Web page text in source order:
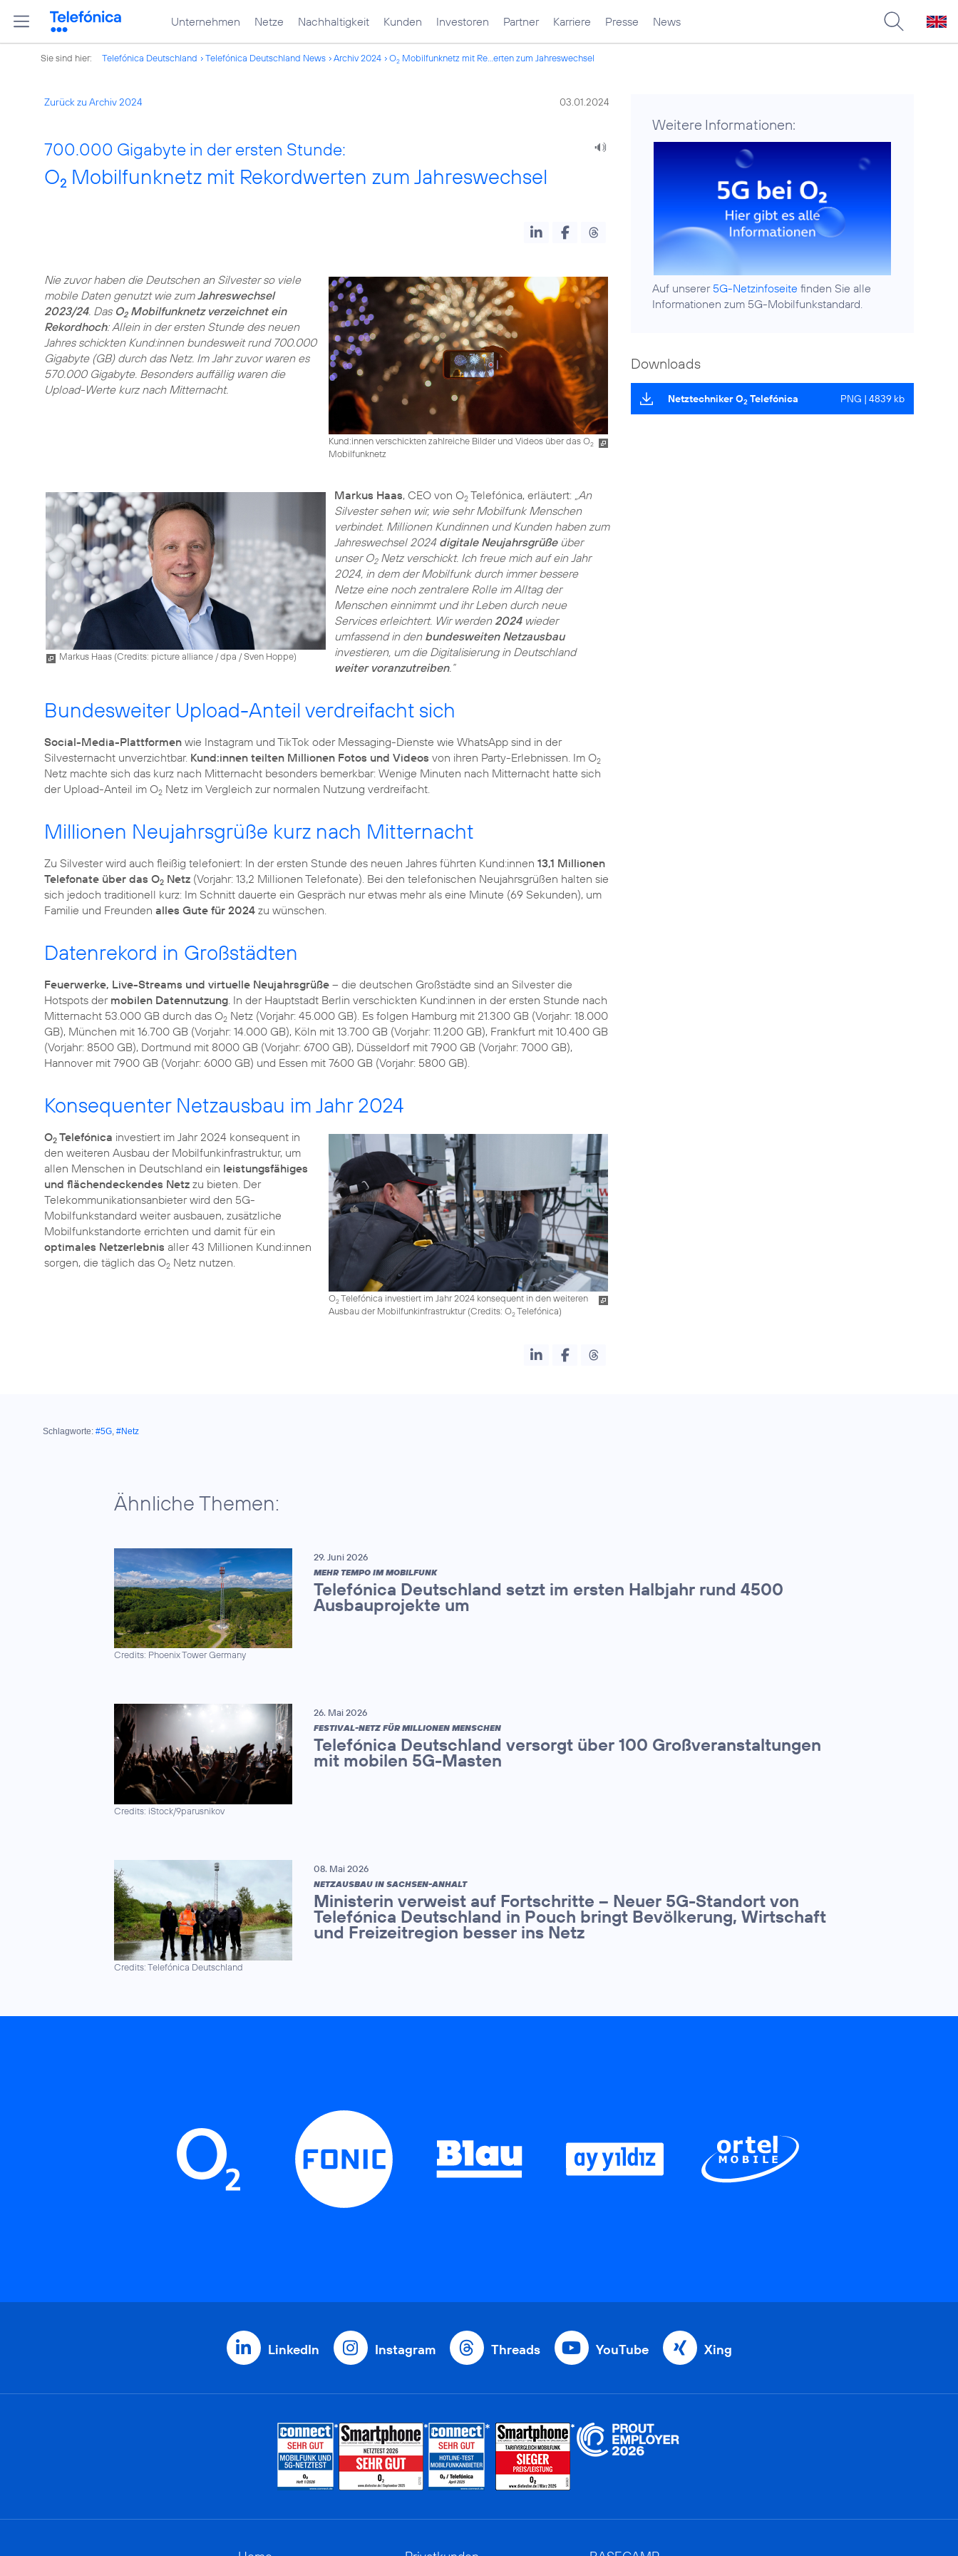
Unternehmen Netze Nachhaltigkeit Kunden Investoren Partner Karriere Presse News
Sie sind hier: Telefónica Deutschland Telefónica Deutschland News Archiv 2024 O2 Mobilfunknetz mit Re...erten zum Jahreswechsel
Zurück zu Archiv 2024 03.01.2024
700.000 Gigabyte in der ersten Stunde:
O2 Mobilfunknetz mit Rekordwerten zum Jahreswechsel
Kund:innen verschickten zahlreiche Bilder und Videos über das O2
Mobilfunknetz
Nie zuvor haben die Deutschen an Silvester so viele
mobile Daten genutzt wie zumJahreswechsel
2023/24. Das O2Mobilfunknetz verzeichnet ein
Rekordhoch: Allein in der ersten Stunde des neuen
Jahres schickten Kund:innen bundesweit rund 700.000
Gigabyte (GB) durch das Netz. Im Jahr zuvor waren es
570.000 Gigabyte. Besonders auffällig waren die
Upload-Werte kurz nach Mitternacht.
Markus Haas (Credits: picture alliance / dpa / Sven Hoppe)
Markus Haas, CEO von O2Telefónica, erläutert: „An
Silvester sehen wir, wie sehr Mobilfunk Menschen
verbindet. Millionen Kundinnen und Kunden haben zum
Jahreswechsel 2024 digitale Neujahrsgrüßeüber
unser O2Netz verschickt. Ich freue mich auf ein Jahr
2024, in dem der Mobilfunk durch immer bessere
Netze eine noch zentralere Rolle im Alltag der
Menschen einnimmt und ihr Leben durch neue
Services erleichtert. Wir werden 2024wieder
umfassend in den bundesweiten Netzausbau
investieren, um die Digitalisierung in Deutschland
weiter voranzutreiben.“
Bundesweiter Upload-Anteil verdreifacht sich
Social-Media-Plattformen wie Instagram und TikTok oder Messaging-Dienste wie WhatsApp sind in der
Silvesternacht unverzichtbar. Kund:innen teilten Millionen Fotos und Videos von ihren Party-Erlebnissen. Im O2
Netz machte sich das kurz nach Mitternacht besonders bemerkbar: Wenige Minuten nach Mitternacht hatte sich
der Upload-Anteil im O2 Netz im Vergleich zur normalen Nutzung verdreifacht.
Millionen Neujahrsgrüße kurz nach Mitternacht
Zu Silvester wird auch fleißig telefoniert: In der ersten Stunde des neuen Jahres führten Kund:innen 13,1 Millionen
Telefonate über das O2 Netz (Vorjahr: 13,2 Millionen Telefonate). Bei den telefonischen Neujahrsgrüßen halten sie
sich jedoch traditionell kurz: Im Schnitt dauerte ein Gespräch nur etwas mehr als eine Minute (69 Sekunden), um
Familie und Freunden alles Gute für 2024 zu wünschen.
Datenrekord in Großstädten
Feuerwerke, Live-Streams und virtuelle Neujahrsgrüße – die deutschen Großstädte sind an Silvester die
Hotspots der mobilen Datennutzung . In der Hauptstadt Berlin verschickten Kund:innen in der ersten Stunde nach
Mitternacht 53.000 GB durch das O2 Netz (Vorjahr: 45.000 GB). Es folgen Hamburg mit 21.300 GB (Vorjahr: 18.000
GB), München mit 16.700 GB (Vorjahr: 14.000 GB), Köln mit 13.700 GB (Vorjahr: 11.200 GB), Frankfurt mit 10.400 GB
(Vorjahr: 8500 GB), Dortmund mit 8000 GB (Vorjahr: 6700 GB), Düsseldorf mit 7900 GB (Vorjahr: 7000 GB),
Hannover mit 7900 GB (Vorjahr: 6000 GB) und Essen mit 7600 GB (Vorjahr: 5800 GB).
Konsequenter Netzausbau im Jahr 2024
O2Telefónica investiert im Jahr 2024 konsequent in den weiteren
Ausbau der Mobilfunkinfrastruktur (Credits: O2Telefónica)
O2 Telefónica investiert im Jahr 2024 konsequent in
den weiteren Ausbau der Mobilfunkinfrastruktur, um
allen Menschen in Deutschland ein leistungsfähiges
und flächendeckendes Netz zu bieten. Der
Telekommunikationsanbieter wird den 5G-
Mobilfunkstandard weiter ausbauen, zusätzliche
Mobilfunkstandorte errichten und damit für ein
optimales Netzerlebnis aller 43 Millionen Kund:innen
sorgen, die täglich das O2
Weitere Informationen:
Auf unserer 5G-Netzinfoseite finden Sie alle
Informationen zum 5G-Mobilfunkstandard.
Downloads
Netztechniker O2 Telefónica PNG | 4839 kb
Schlagworte: #5G #Netz
Ähnliche Themen:
Credits: Phoenix Tower Germany
29. Juni 2026
MEHR TEMPO IM MOBILFUNK
Telefónica Deutschland setzt im ersten Halbjahr rund 4500
Ausbauprojekte um
Credits: iStock/9parusnikov
26. Mai 2026
FESTIVAL-NETZ FÜR MILLIONEN MENSCHEN
Telefónica Deutschland versorgt über 100 Großveranstaltungen
mit mobilen 5G-Masten
Credits: Telefónica Deutschland
08. Mai 2026
NETZAUSBAU IN SACHSEN-ANHALT
Ministerin verweist auf Fortschritte – Neuer 5G-Standort von
Telefónica Deutschland in Pouch bringt Bevölkerung, Wirtschaft
und Freizeitregion besser ins Netz
LinkedIn Instagram Threads YouTube Xing